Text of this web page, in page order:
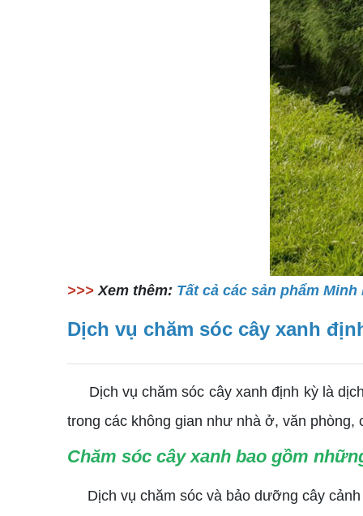
>>> Xem thêm: Tất cả các sản phẩm
Dịch vụ chăm sóc cây xanh
Dịch vụ chăm sóc cây xanh định kỳ là
trong các không gian như nhà ở, văn
Chăm sóc cây xanh bao gồm
Dịch vụ chăm sóc và bảo dưỡng cây cảnh